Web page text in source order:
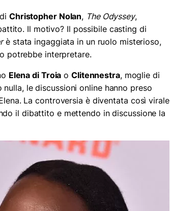
Christopher Nolan, The Odyssey,
Il motivo? Il possibile casting di
è stata ingaggiata in un ruolo misterioso,
potrebbe interpretare.
Elena di Troia oClitennestra, moglie di
le discussioni online hanno preso
La controversia è diventata così virale
il dibattito e mettendo in discussione la